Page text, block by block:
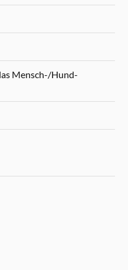
Mensch-/Hund-